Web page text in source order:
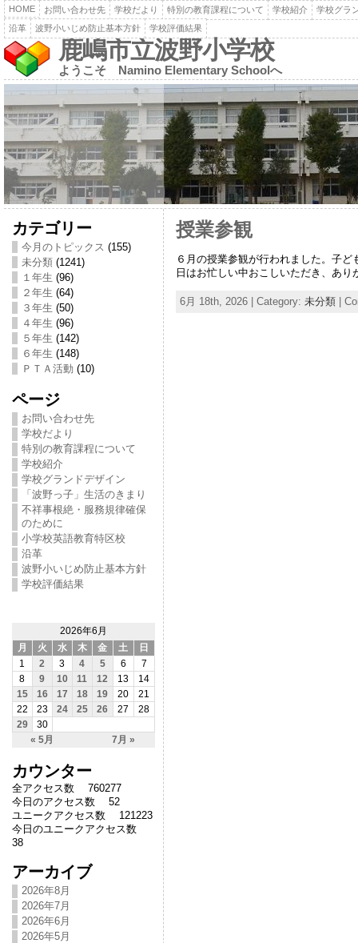
HOME お問い合わせ先 学校だより 特別の教育課程について 学校紹介
学校グラ
沿革
波野小いじめ防止基本方針 学校評価結果
鹿嶋市立波野小学校
ようこそ Namino Elementary Schoolへ
カテゴリー
今月のトピックス (155)
未分類(1241)
１年生 (96)
２年生 (64)
３年生 (50)
４年生 (96)
５年生 (142)
６年生 (148)
ＰＴＡ活動 (10)
ページ
お問い合わせ先
学校だより
特別の教育課程について
学校紹介
学校グランドデザイン
「波野っ子」生活のきまり
不祥事根絶・服務規律確保
のために
小学校英語教育特区校
沿革
波野小いじめ防止基本方針
学校評価結果
2026年6月
月
火 水 木 金 土 日
« 5月 7月 »
1 2 3 4 5 6
7
8
9 10 11 12 13
14
15
16 17 18 19 20
21
22
23 24 25 26 27
28
29
30
カウンター
全アクセス数 760277
今日のアクセス数 52
ユニークアクセス数 121223
今日のユニークアクセス数
38
アーカイブ
2026年8月
2026年7月
2026年6月
2026年5月
授業参観
６月の授業参観が行われました。子
日はお忙しい中おこしいただき、あり
6月 18th, 2026 | Category: 未分類|